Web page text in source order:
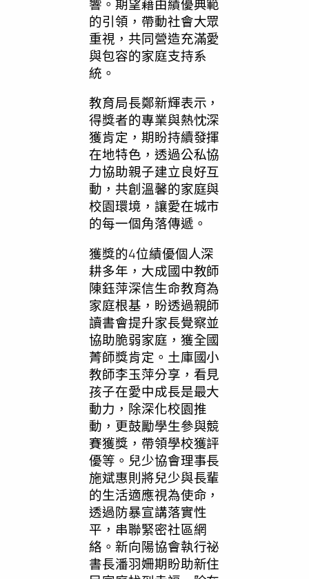
響。期望藉由績優典範
的引領，帶動社會大眾
重視，共同營造充滿愛
與包容的家庭支持系
統。
教育局長鄭新輝表示，
得獎者的專業與熱忱深
獲肯定，期盼持續發揮
在地特色，透過公私協
力協助親子建立良好互
動，共創溫馨的家庭與
校園環境，讓愛在城市
的每一個角落傳遞。
獲獎的4位績優個人深
耕多年，大成國中教師
陳鈺萍深信生命教育為
家庭根基，盼透過親師
讀書會提升家長覺察並
協助脆弱家庭，獲全國
菁師獎肯定。土庫國小
教師李玉萍分享，看見
孩子在愛中成長是最大
動力，除深化校園推
動，更鼓勵學生參與競
賽獲獎，帶領學校獲評
優等。兒少協會理事長
施斌惠則將兒少與長輩
的生活適應視為使命，
透過防暴宣講落實性
平，串聯緊密社區網
絡。新向陽協會執行祕
書長潘羽姍期盼助新住